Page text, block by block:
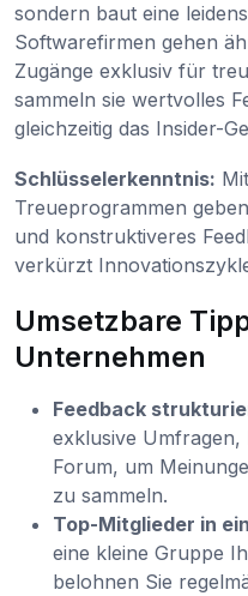
sondern baut eine
Softwarefirmen gehen
Zugänge exklusiv für
sammeln sie wertvolles
gleichzeitig das Insider-
Schlüsselerkenntnis:
Treueprogrammen
und konstruktiveres
verkürzt
Umsetzbare
Unternehmen
Feedback
exklusive Umfragen,
Forum, um
zu sammeln.
Top-Mitglieder in
eine kleine Gruppe
belohnen Sie